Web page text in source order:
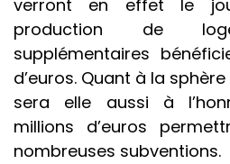
verront en effet le
production de
supplémentaires
d’euros. Quant à la
sera elle aussi à
millions d’euros
nombreuses subventions.